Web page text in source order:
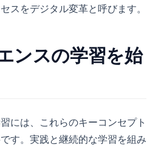
スをデジタル変革と呼びます。
ンスの学習を始
には、これらのキーコンセプト
す。実践と継続的な学習を組み